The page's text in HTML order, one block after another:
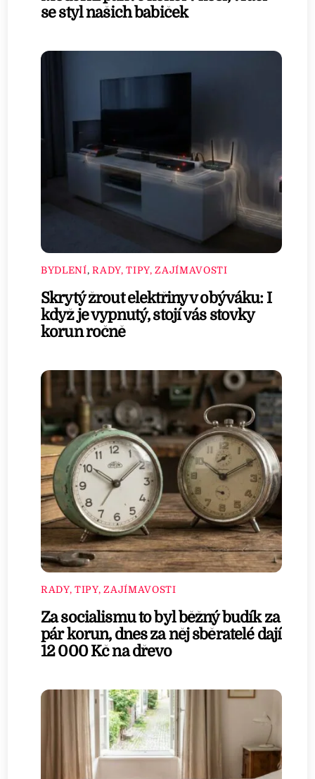
se styl našich babiček
BYDLENÍ,RADY, TIPY, ZAJÍMAVOSTI
Skrytý žrout elektřiny v obýváku: I
když je vypnutý, stojí vás stovky
korun ročně
RADY, TIPY, ZAJÍMAVOSTI
Za socialismu to byl běžný budík za
pár korun, dnes za něj sběratelé dají
12 000 Kč na dřevo